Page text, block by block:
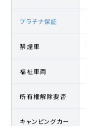
プラチナ保証
禁煙車
福祉車両
所有権解除要否
キャンピングカー